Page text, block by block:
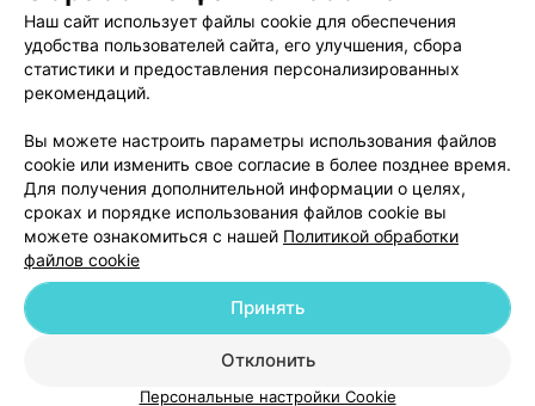
Вакансии
Партнеры
Написать руководителю 103.by
Обработка персональных данных
© 2026 ООО «Артокс Лаб», УНП 191700409
| 220012, Республика Беларусь,
Служба поддержки +375 291212755
Наш сайт использует файлы cookie для обеспечения
удобства пользователей сайта, его улучшения, сбора
статистики и предоставления персонализированных
рекомендаций.
Вы можете настроить параметры использования файлов
cookie или изменить свое согласие в более позднее время.
Для получения дополнительной информации о целях,
сроках и порядке использования файлов cookie вы
можете ознакомиться с нашей Политикой обработки
файлов cookie
Отклонить
Принять
Персональные настройки Cookie